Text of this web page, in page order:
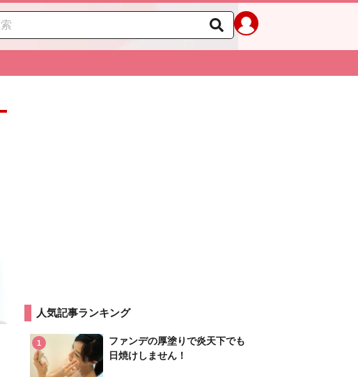
人気記事ランキング
1
ファンデの厚塗りで炎天下でも
日焼けしません！